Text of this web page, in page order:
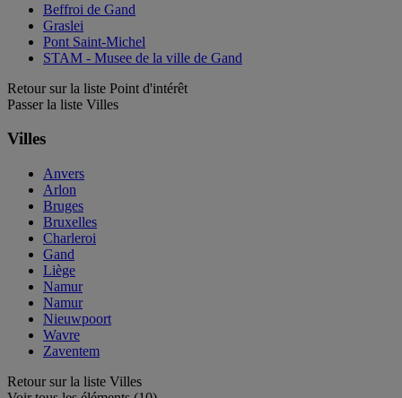
Beffroi de Gand
Graslei
Pont Saint-Michel
STAM - Musee de la ville de Gand
Retour sur la liste Point d'intérêt
Passer la liste Villes
Villes
Anvers
Arlon
Bruges
Bruxelles
Charleroi
Gand
Liège
Namur
Namur
Nieuwpoort
Wavre
Zaventem
Retour sur la liste Villes